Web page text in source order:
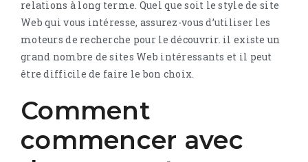
relations à long terme. Quel que soit le style de site
Web qui vous intéresse, assurez-vous d’utiliser les
moteurs de recherche pour le découvrir. il existe un
grand nombre de sites Web intéressants et il peut
être difficile de faire le bon choix.
Comment
commencer avec